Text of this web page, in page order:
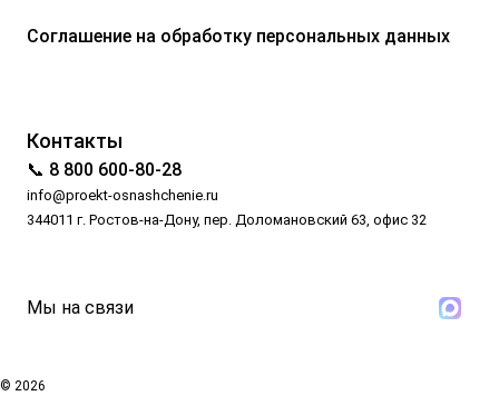
Соглашение на обработку персональных данных
Контакты
📞 8 800 600-80-28
info@proekt-osnashchenie.ru
344011 г. Ростов-на-Дону, пер. Доломановский 63, офис 32
Мы на связи
© 2026